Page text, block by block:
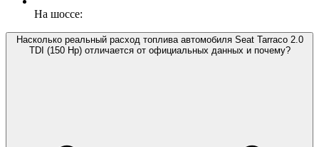
На шоссе:
Насколько реальный расход топлива автомобиля Seat Tarraco 2.0
TDI (150 Hp) отличается от официальных данных и почему?